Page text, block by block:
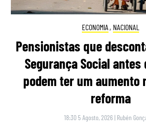
ECONOMIA , NACIONAL
Pensionistas que
Segurança Social antes
podem ter um aumento
reforma
18:30 5 Agosto, 2026 | Rubén